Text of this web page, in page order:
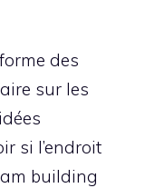
des
sur les
si l’endroit
building